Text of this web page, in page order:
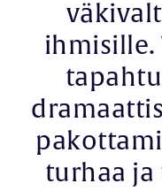
ihmisille.
turhaa